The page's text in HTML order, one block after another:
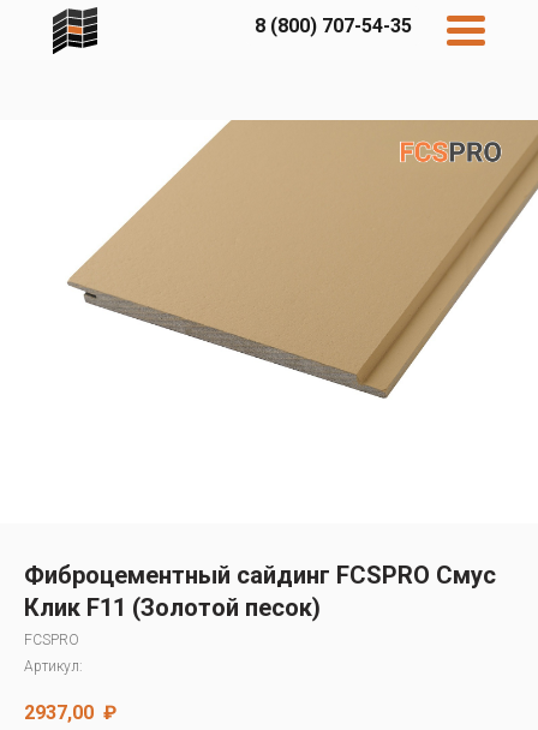
8 (800) 707-54-35
Cedral
расчет
Фиброцементный сайдинг FCSPRO Смус
Клик F11 (Золотой песок)
FCSPRO
Артикул:
2937,00 ₽